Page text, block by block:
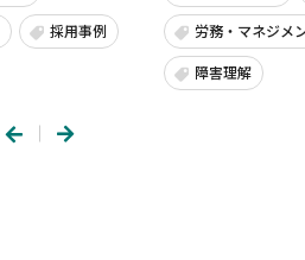
採用事例 労務・マネジメ
障害理解